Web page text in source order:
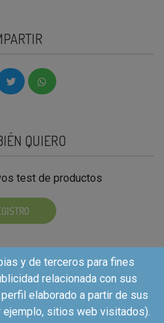
QUIERO
test de productos
y de terceros para fines
relacionada con sus
elaborado a partir de sus
ejemplo, sitios web visitados).